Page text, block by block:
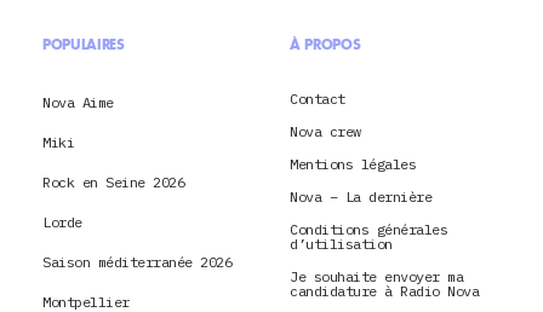
POPULAIRES
Nova Aime
Miki
Rock en Seine 2026
Lorde
Saison méditerranée 2026
Montpellier
À PROPOS
Contact
Nova crew
Mentions légales
Nova – La dernière
Conditions générales
d’utilisation
Je souhaite envoyer ma
candidature à Radio Nova